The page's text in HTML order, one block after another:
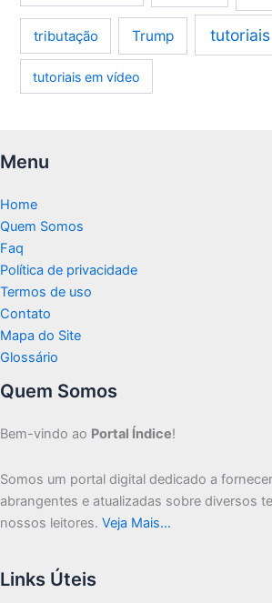
tributação Trump tutoriais
tutoriais em vídeo
Menu
Home
Quem Somos
Faq
Política de privacidade
Termos de uso
Contato
Mapa do Site
Glossário
Quem Somos
Bem-vindo ao Portal Índice!
Somos um portal digital dedicado a
abrangentes e atualizadas sobre diversos
nossos leitores. Veja Mais…
Links Úteis